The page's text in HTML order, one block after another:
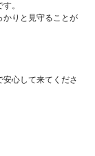
。
かりと見守ることが
安心して来てくださ